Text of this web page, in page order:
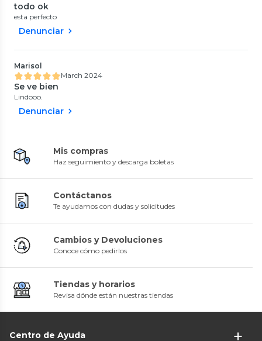
todo ok
esta perfecto
Denunciar
Marisol
March 2024
Se ve bien
Lindooo.
Denunciar
Mis compras
Haz seguimiento y descarga boletas
Contáctanos
Te ayudamos con dudas y solicitudes
Cambios y Devoluciones
Conoce cómo pedirlos
Tiendas y horarios
Revisa dónde están nuestras tiendas
Centro de Ayuda